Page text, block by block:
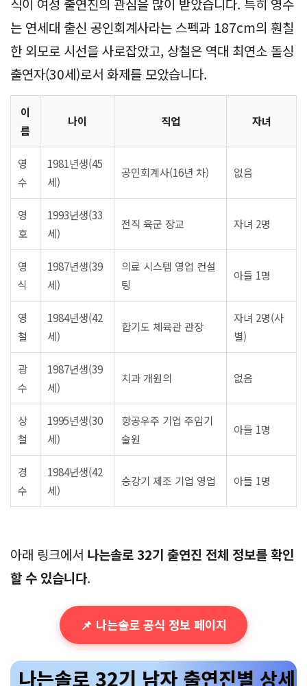
식이 여성 출연진의 관심을 많이 받았습니다. 특히 영수
는 연세대 출신 공인회계사라는 스펙과 187cm의 훤칠
한 외모로 시선을 사로잡았고, 상철은 역대 최연소 돌싱
출연자(30세)로서 화제를 모았습니다.
이
름
나이 직업 자녀
영
수
1981년생(45
세)
공인회계사(16년 차) 없음
영
호
1993년생(33
세)
전직 육군 장교 자녀 2명
영
식
1987년생(39
세)
의료 시스템 영업 컨설
팅
아들 1명
영
철
1984년생(42
세)
합기도 체육관 관장
자녀 2명(사
별)
광
수
1987년생(39
세)
치과 개원의 없음
상
철
1995년생(30
세)
항공우주 기업 주임기
술원
아들 1명
경
수
1984년생(42
세)
승강기 제조 기업 영업 아들 1명
아래 링크에서 나는솔로 32기 출연진 전체 정보를 확인
할 수 있습니다.
📌 나는솔로 공식 정보 페이지
나는솔로 32기 남자 출연진별 상세